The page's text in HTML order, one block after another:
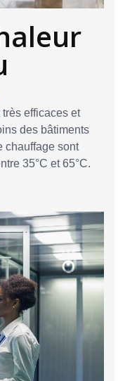
efficaces et
des bâtiments
chauffage sont
35°C et 65°C.